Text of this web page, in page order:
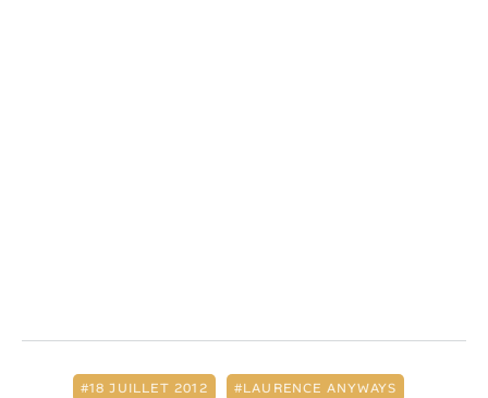
18 JUILLET 2012 LAURENCE ANYWAYS